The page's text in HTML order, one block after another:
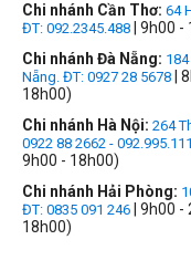
Chi nhánh Cần Thơ: 64
ĐT: 092.2345.488 | 9h00
Chi nhánh Đà Nẵng:
Nẵng. ĐT: 0927 28 5678 |
18h00)
Chi nhánh Hà Nội: 264
0922 88 2662 -
9h00 - 18h00)
Chi nhánh Hải Phòng:
ĐT: 0835 091 246 | 9h00
18h00)